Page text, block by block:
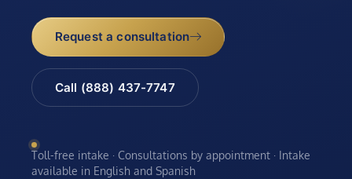
Request a consultation
Call (888) 437-7747
Toll-free intake · Consultations by appointment · Intake
available in English and Spanish